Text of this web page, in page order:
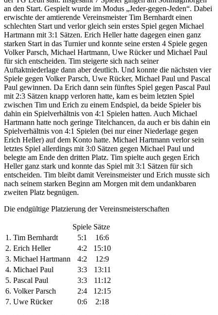
an den Start. Gespielt wurde im Modus „Jeder-gegen-Jeden“. Dabei
erwischte der amtierende Vereinsmeister Tim Bernhardt einen
schlechten Start und verlor gleich sein erstes Spiel gegen Michael
Hartmann mit 3:1 Sätzen. Erich Heller hatte dagegen einen ganz
starken Start in das Turnier und konnte seine ersten 4 Spiele gegen
Volker Parsch, Michael Hartmann, Uwe Rücker und Michael Paul
für sich entscheiden. Tim steigerte sich nach seiner
Auftaktniederlage dann aber deutlich. Und konnte die nächsten vier
Spiele gegen Volker Parsch, Uwe Rücker, Michael Paul und Pascal
Paul gewinnen. Da Erich dann sein fünftes Spiel gegen Pascal Paul
mit 2:3 Sätzen knapp verloren hatte, kam es beim letzten Spiel
zwischen Tim und Erich zu einem Endspiel, da beide Spieler bis
dahin ein Spielverhältnis von 4:1 Spielen hatten. Auch Michael
Hartmann hatte noch geringe Titelchancen, da auch er bis dahin ein
Spielverhältnis von 4:1 Spielen (bei nur einer Niederlage gegen
Erich Heller) auf dem Konto hatte. Michael Hartmann verlor sein
letztes Spiel allerdings mit 3:0 Sätzen gegen Michael Paul und
belegte am Ende den dritten Platz. Tim spielte auch gegen Erich
Heller ganz stark und konnte das Spiel mit 3:1 Sätzen für sich
entscheiden. Tim bleibt damit Vereinsmeister und Erich musste sich
nach seinem starken Beginn am Morgen mit dem undankbaren
zweiten Platz begnügen.
Die endgültige Platzierung der Vereinsmeisterschaften
Spiele Sätze
1. Tim Bernhardt
5:1
16:6
2. Erich Heller
4:2
15:10
3. Michael Hartmann
4:2
12:9
4. Michael Paul
3:3
13:11
5. Pascal Paul
3:3
11:12
6. Volker Parsch
2:4
12:15
7. Uwe Rücker
0:6 2:18